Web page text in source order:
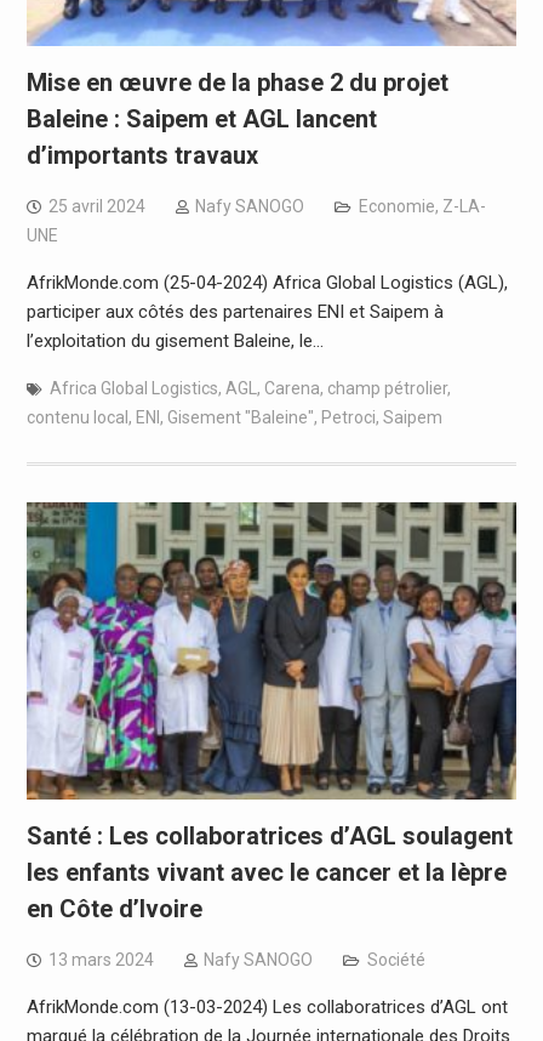
Mise en œuvre de la phase 2 du projet
Baleine : Saipem et AGL lancent
d’importants travaux
25 avril 2024 Nafy SANOGO Economie, Z-LA-
UNE
AfrikMonde.com (25-04-2024) Africa Global Logistics (AGL),
participer aux côtés des partenaires ENI et Saipem à
l’exploitation du gisement Baleine, le…
Africa Global Logistics, AGL , Carena, champ pétrolier,
contenu local , ENI , Gisement "Baleine", Petroci, Saipem
Santé : Les collaboratrices d’AGL soulagent
les enfants vivant avec le cancer et la lèpre
en Côte d’Ivoire
13 mars 2024 Nafy SANOGO Société
AfrikMonde.com (13-03-2024) Les collaboratrices d’AGL ont
marqué la célébration de la Journée internationale des Droits